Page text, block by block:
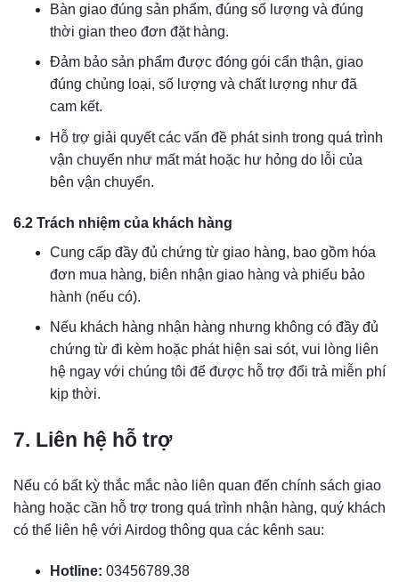
Bàn giao đúng sản phẩm, đúng số lượng và đúng
thời gian theo đơn đặt hàng.
Đảm bảo sản phẩm được đóng gói cẩn thận, giao
đúng chủng loại, số lượng và chất lượng như đã
cam kết.
Hỗ trợ giải quyết các vấn đề phát sinh trong quá trình
vận chuyển như mất mát hoặc hư hỏng do lỗi của
bên vận chuyển.
6.2 Trách nhiệm của khách hàng
Cung cấp đầy đủ chứng từ giao hàng, bao gồm hóa
đơn mua hàng, biên nhận giao hàng và phiếu bảo
hành (nếu có).
Nếu khách hàng nhận hàng nhưng không có đầy đủ
chứng từ đi kèm hoặc phát hiện sai sót, vui lòng liên
hệ ngay với chúng tôi để được hỗ trợ đổi trả miễn phí
kịp thời.
7. Liên hệ hỗ trợ
Nếu có bất kỳ thắc mắc nào liên quan đến chính sách giao
hàng hoặc cần hỗ trợ trong quá trình nhận hàng, quý khách
có thể liên hệ với Airdog thông qua các kênh sau:
Hotline: 03456789.38